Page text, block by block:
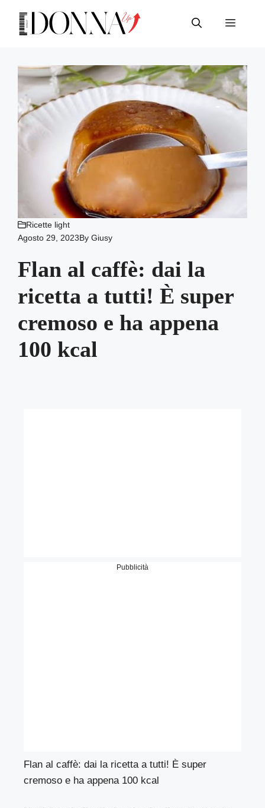
contenuto
Menu
Ricette light
Agosto 29, 2023ByGiusy
Flan al caffè: dai la
ricetta a tutti! È super
cremoso e ha appena
100 kcal
Pubblicità
Flan al caffè: dai la ricetta a tutti! È super
cremoso e ha appena 100 kcal